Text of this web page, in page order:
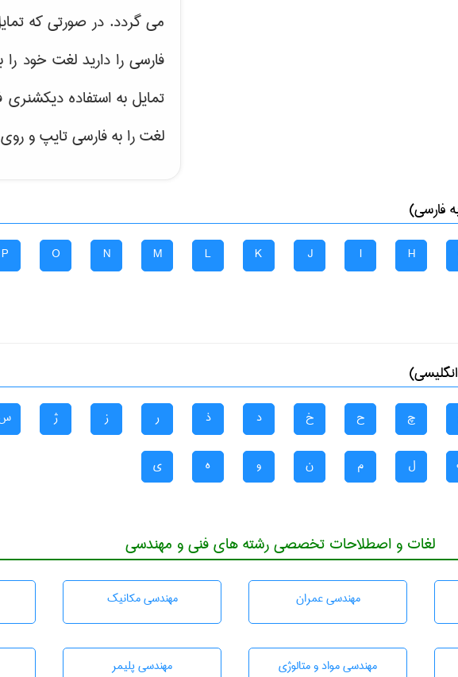
می گردد. در صورتی که
فارسی را دارید لغت خود
تمایل به استفاده دیکشنری
لغت را به فارسی تایپ و
فارسی)
H
I
J
K
L
M
N
O
P
چ ح خ د ذ ر ز ژ
ل م ن و ه ی
لغات و اصطلاحات تخصصی رشته های فنی و مهندسی
مهندسی عمران مهندسی مکانیک
مهندسی مواد و متالوژی مهندسی پليمر